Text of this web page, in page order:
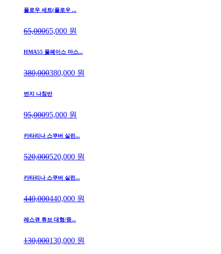
플로우 세트(플로우 ...
65,00065,000 원
HMA55 풀페이스 마스...
380,000380,000 원
번지 나침반
95,00095,000 원
카타리나 스쿠버 실린...
520,000520,000 원
카타리나 스쿠버 실린...
440,000440,000 원
레스큐 튜브 대형/중...
130,000130,000 원